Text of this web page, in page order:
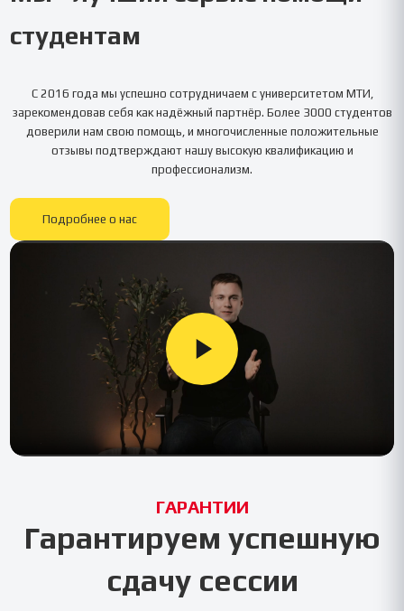
студентам
С 2016 года мы успешно сотрудничаем с университетом МТИ
зарекомендовав себя как надёжный партнёр. Более 3000 студентов
доверили нам свою помощь, и многочисленные положительные
отзывы подтверждают нашу высокую квалификацию и
профессионализм.
Подробнее о нас
ГАРАНТИИ
Гарантируем успешную
сдачу сессии